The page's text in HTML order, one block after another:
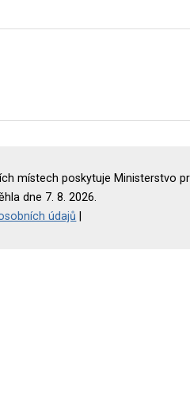
místech poskytuje Ministerstvo
dne 7. 8. 2026.
údajů